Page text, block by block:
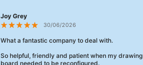
Joy Grey
30/06/2026
What a fantastic company to deal with.
So helpful, friendly and patient when my drawing
board needed to be reconfigured.